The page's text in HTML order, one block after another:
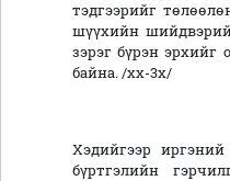
тэдгээрийг
шүүхийн
зэрэг бүрэн эрхийг
байна. /хх-3х/
Хэдийгээр
бүртгэлийн